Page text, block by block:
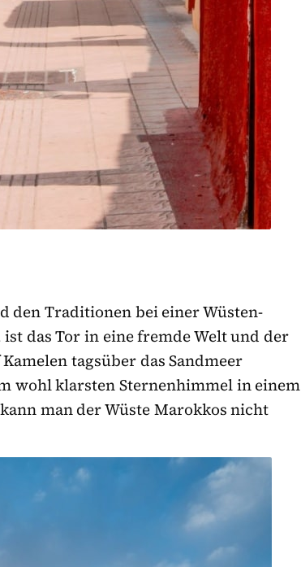
den Traditionen bei einer Wüsten-
ist das Tor in eine fremde Welt und der
tagsüber das Sandmeer
wohl klarsten Sternenhimmel in einem
man der Wüste Marokkos nicht